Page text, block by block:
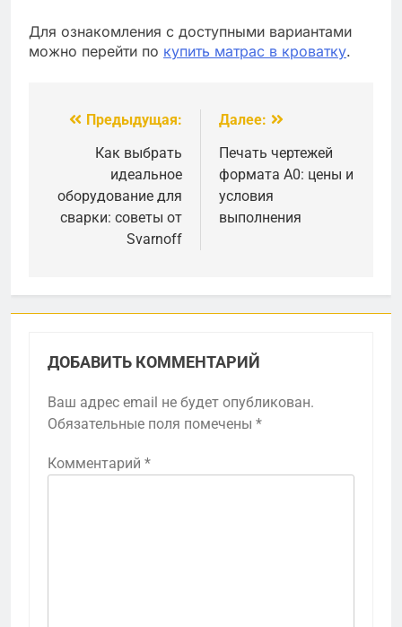
Для ознакомления с доступными вариантами
можно перейти по купить матрас в кроватку.
Навигация
записям
Предыдущая:
Как выбрать
идеальное
оборудование для
сварки: советы от
Svarnoff
Далее:
Печать чертежей
формата А0: цены и
условия
выполнения
ДОБАВИТЬ КОММЕНТАРИЙ
Ваш адрес email не будет опубликован.
Обязательные поля помечены *
Комментарий *